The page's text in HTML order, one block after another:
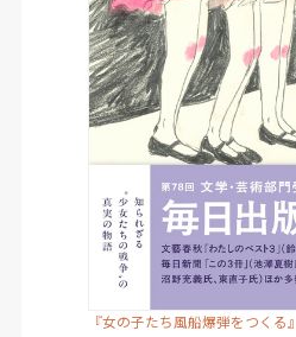
『女の子たち風船爆弾をつくる』